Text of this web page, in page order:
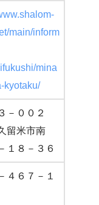
main/inform
mina
kyotaku/
－００２
留米市南
８－３６
４６７－１